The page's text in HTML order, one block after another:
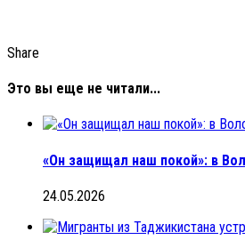
Share
Это вы еще не читали...
«Он защищал наш покой»: в
24.05.2026